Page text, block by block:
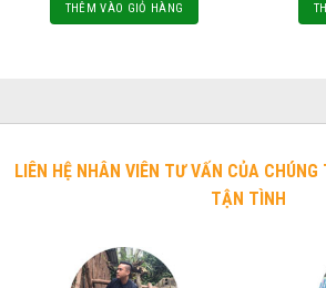
THÊM VÀO GIỎ HÀNG
LIÊN HỆ NHÂN VIÊN TƯ VẤN CỦA
TẬN TÌNH